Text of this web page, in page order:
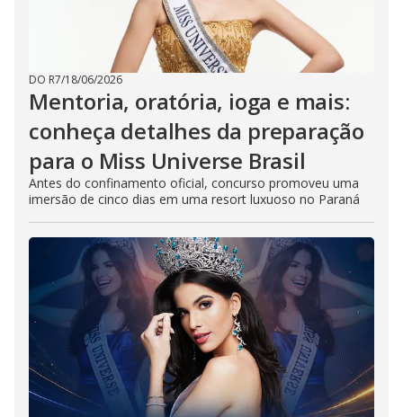
DO R7/18/06/2026
Mentoria, oratória, ioga e mais:
conheça detalhes da preparação
para o Miss Universe Brasil
Antes do confinamento oficial, concurso promoveu uma
imersão de cinco dias em uma resort luxuoso no Paraná